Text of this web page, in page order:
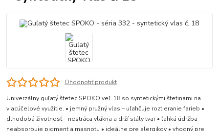
Ohodnotiť produkt
Univerzálny guľatý štetec SPOKO veľ. 18 so syntetickými štetinami na
viacúčelové využitie. • jemný pružný vlas – uľahčuje roztieranie farieb •
dlhodobá životnosť – nestráca vlákna a drží stály tvar • ľahká údržba -
neabsorbuje pigment a masnotu • ideálne pre alergikov • vhodný pre